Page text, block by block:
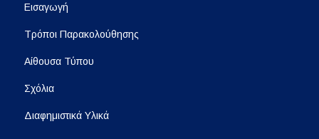
Εισαγωγή
Τρόποι Παρακολούθησης
Αίθουσα Τύπου
Σχόλια
Διαφημιστικά Υλικά